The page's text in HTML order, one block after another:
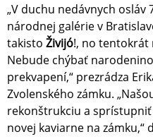
„V duchu nedávnych osláv
národnej galérie v
takisto Živijó!, no tentokrát
Nebude chýbať
prekvapení,“ prezrádza
Zvolenského zámku.
rekonštrukciu a
novej kaviarne na zámku,“